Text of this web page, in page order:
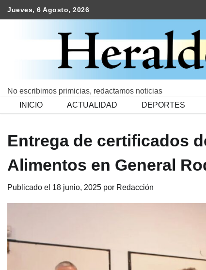
Jueves, 6 Agosto, 2026
No escribimos primicias, redactamos noticias
INICIO
ACTUALIDAD DEPORTES
Entrega de certificados
Alimentos en General
Publicado el 18 junio, 2025 por Redacción